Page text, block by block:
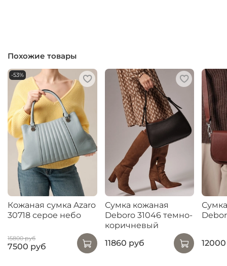
Похожие товары
-53%
Кожаная сумка Azaro
30718 серое небо
15800 руб
7500 руб
Сумка кожаная
Deboro 31046 темно-
коричневый
11860 руб